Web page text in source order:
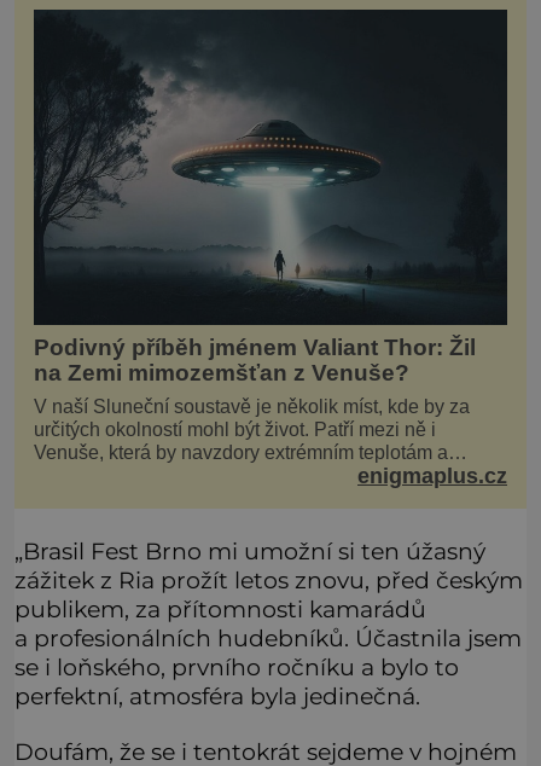
Podivný příběh jménem Valiant Thor: Žil
na Zemi mimozemšťan z Venuše?
V naší Sluneční soustavě je několik míst, kde by za
určitých okolností mohl být život. Patří mezi ně i
Venuše, která by navzdory extrémním teplotám a
smrtícímu složení atmosféry teoreticky mohla ukrývat
enigmaplus.cz
„Brasil Fest Brno mi umožní si ten úžasný
zážitek z Ria prožít letos znovu, před českým
publikem, za přítomnosti kamarádů
a profesionálních hudebníků. Účastnila jsem
se i loňského, prvního ročníku a bylo to
perfektní, atmosféra byla jedinečná.
Doufám, že se i tentokrát sejdeme v hojném